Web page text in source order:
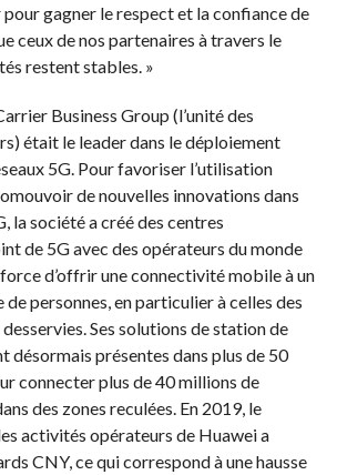
gagner le respect et la confiance de
ceux de nos partenaires à travers le
restent stables. »
Business Group (l’unité des
était le leader dans le déploiement
5G. Pour favoriser l’utilisation
de nouvelles innovations dans
la société a créé des centres
de 5G avec des opérateurs du monde
d’offrir une connectivité mobile à un
personnes, en particulier à celles des
Ses solutions de station de
désormais présentes dans plus de 50
connecter plus de 40 millions de
des zones reculées. En 2019, le
activités opérateurs de Huawei a
CNY, ce qui correspond à une hausse